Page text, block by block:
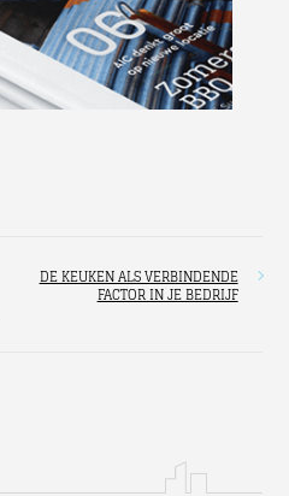
DE KEUKEN ALS VERBINDENDE
FACTOR IN JE BEDRIJF